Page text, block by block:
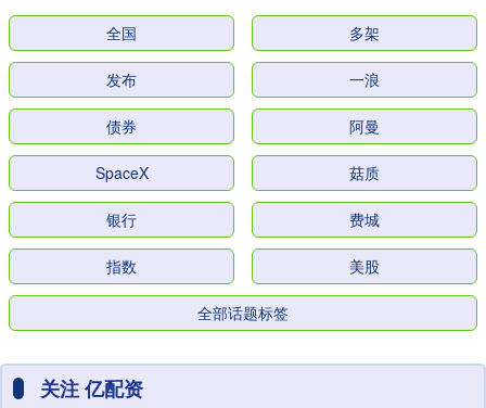
全国 多架
发布 一浪
债券 阿曼
SpaceX 菇质
银行 费城
指数 美股
全部话题标签
关注 亿配资